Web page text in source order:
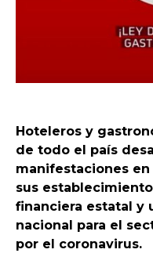
Hoteleros y
de todo el país
manifestaciones
sus
financiera estatal y
nacional para el
por el coronavirus.